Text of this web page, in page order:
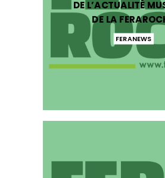
DE L’ACTUALITÉ
DE LA
FERANEWS